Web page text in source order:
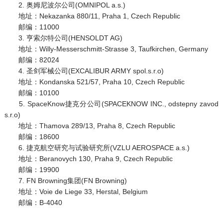
2. 奥姆尼波尔公司(OMNIPOL a.s.)
地址：Nekazanka 880/11, Praha 1, Czech Republic
邮编：11000
3. 亨索尔特公司(HENSOLDT AG)
地址：Willy-Messerschmitt-Strasse 3, Taufkirchen, Germany
邮编：82024
4. 圣剑军械公司(EXCALIBUR ARMY spol.s.r.o)
地址：Kondanska 521/57, Praha 10, Czech Republic
邮编：10100
5. SpaceKnow捷克分公司(SPACEKNOW INC., odstepny zavod
s.r.o)
地址：Thamova 289/13, Praha 8, Czech Republic
邮编：18600
6. 捷克航空研究与试验研究所(VZLU AEROSPACE a.s.)
地址：Beranovych 130, Praha 9, Czech Republic
邮编：19900
7. FN Browning集团(FN Browning)
地址：Voie de Liege 33, Herstal, Belgium
邮编：B-4040